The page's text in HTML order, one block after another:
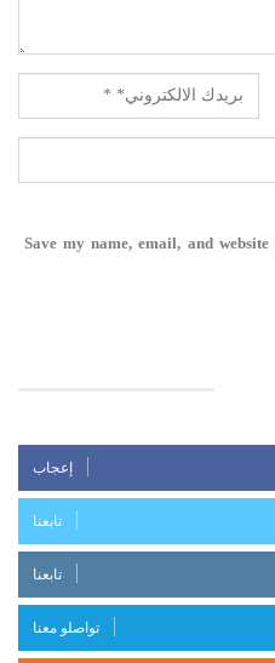
Save my name, email, and
إعجاب
تابعنا
تابعنا
تواصلو معنا